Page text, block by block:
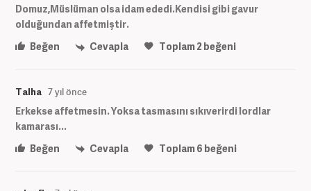
Domuz,Müslüman olsa idam ededi.Kendisi gibi gavur
olduğundan affetmiştir.
Beğen
Cevapla Toplam2beğeni
Talha 7 yıl önce
Erkekse affetmesin. Yoksa tasmasını sıkıverirdi lordlar
kamarası...
Beğen
Cevapla Toplam6 beğeni